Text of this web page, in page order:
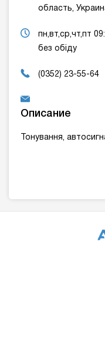
область,
пн,вт,ср,чт,пт
без обіду
(0352) 23-55-64
Описание
Тонування,